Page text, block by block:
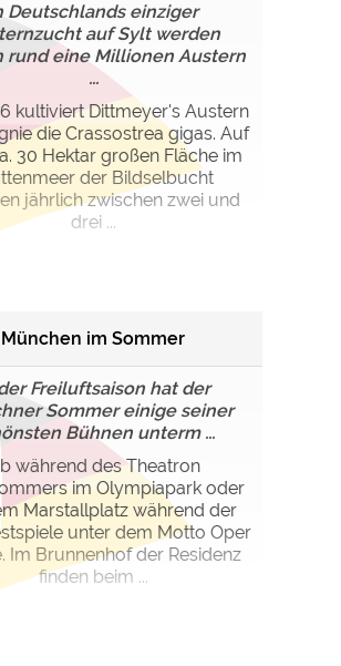
Deutschlands einziger
auf Sylt werden
rund eine Millionen Austern
...
kultiviert Dittmeyer's Austern
die Crassostrea gigas. Auf
30 Hektar großen Fläche im
der Bildselbucht
jährlich zwischen zwei und
drei ...
München im Sommer
Freiluftsaison hat der
Sommer einige seiner
Bühnen unterm ...
während des Theatron
im Olympiapark oder
Marstallplatz während der
unter dem Motto Oper
Im Brunnenhof der Residenz
finden beim ...